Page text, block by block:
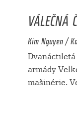
VÁLEČNÁ
Kim Nguyen /
Dvanáctiletá
armády
mašinérie.